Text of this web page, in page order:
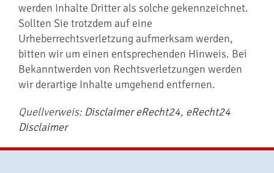
werden Inhalte Dritter als solche gekennzeichnet.
Sollten Sie trotzdem auf eine
Urheberrechtsverletzung aufmerksam werden,
bitten wir um einen entsprechenden Hinweis. Bei
Bekanntwerden von Rechtsverletzungen werden
wir derartige Inhalte umgehend entfernen.
Quellverweis: Disclaimer eRecht24, eRecht24
Disclaimer